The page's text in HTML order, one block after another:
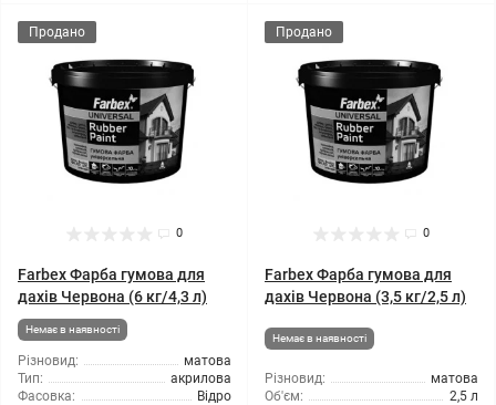
Продано
0
Farbex Фарба гумова для
дахів Червона (6 кг/4,3 л)
Немає в наявності
Різновид:
матова
Тип:
акрилова
Фасовка:
Відро
Продано
0
Farbex Фарба гумова для
дахів Червона (3,5 кг/2,5 л)
Немає в наявності
Різновид:
матова
Об'єм:
2,5 л